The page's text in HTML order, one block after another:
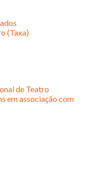
(Taxa)
de Teatro
em associação com